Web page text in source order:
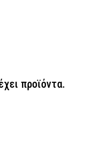
προϊόντα.